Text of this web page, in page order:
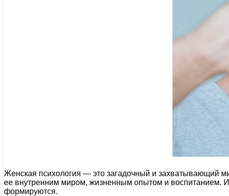
Женская психология — это загадочный и захватывающий
ее внутренним миром, жизненным опытом и воспитанием.
формируются.